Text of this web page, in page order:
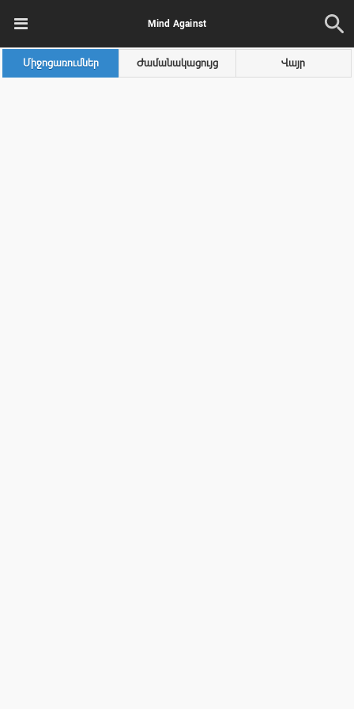
Mind Against
Միջոցառումներ Ժամանակացույց Վայր